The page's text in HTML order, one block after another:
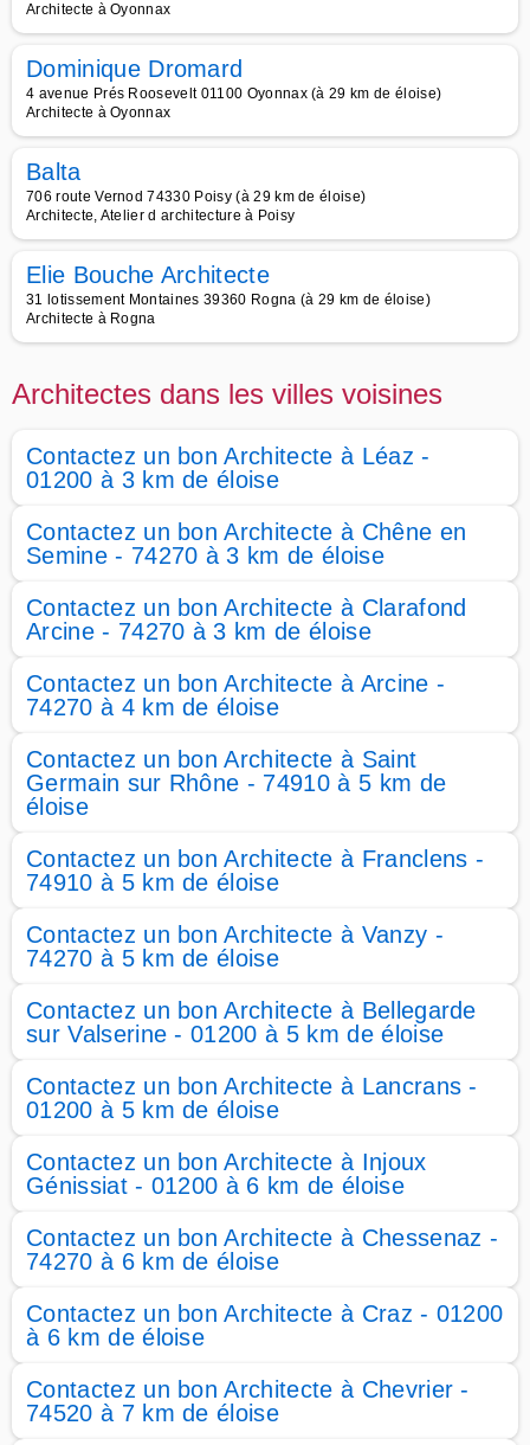
Architecte à Oyonnax
Dominique Dromard
4 avenue Prés Roosevelt 01100 Oyonnax (à 29 km de éloise)
Architecte à Oyonnax
Balta
706 route Vernod 74330 Poisy (à 29 km de éloise)
Architecte, Atelier d architecture à Poisy
Elie Bouche Architecte
31 lotissement Montaines 39360 Rogna (à 29 km de éloise)
Architecte à Rogna
Architectes dans les villes voisines
Contactez un bon Architecte à Léaz -
01200 à 3 km de éloise
Contactez un bon Architecte à Chêne en
Semine - 74270 à 3 km de éloise
Contactez un bon Architecte à Clarafond
Arcine - 74270 à 3 km de éloise
Contactez un bon Architecte à Arcine -
74270 à 4 km de éloise
Contactez un bon Architecte à Saint
Germain sur Rhône - 74910 à 5 km de
éloise
Contactez un bon Architecte à Franclens -
74910 à 5 km de éloise
Contactez un bon Architecte à Vanzy -
74270 à 5 km de éloise
Contactez un bon Architecte à Bellegarde
sur Valserine - 01200 à 5 km de éloise
Contactez un bon Architecte à Lancrans -
01200 à 5 km de éloise
Contactez un bon Architecte à Injoux
Génissiat - 01200 à 6 km de éloise
Contactez un bon Architecte à Chessenaz -
74270 à 6 km de éloise
Contactez un bon Architecte à Craz - 01200
à 6 km de éloise
Contactez un bon Architecte à Chevrier -
74520 à 7 km de éloise